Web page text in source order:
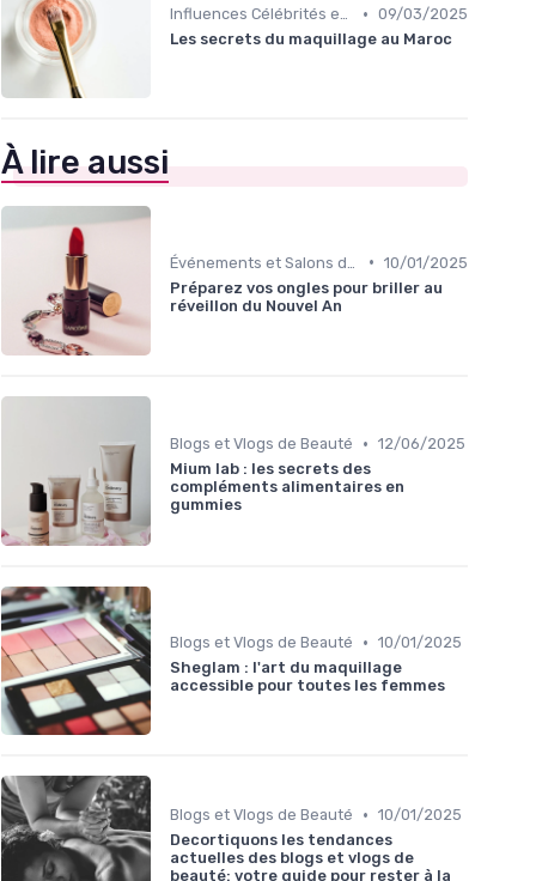
Influences Célébrités et Mode • 09/03/2025
Les secrets du maquillage au Maroc
À lire aussi
• 10/01/2025
Préparez vos ongles pour briller au
réveillon du Nouvel An
Blogs et Vlogs de Beauté • 12/06/2025
Mium lab : les secrets des
compléments alimentaires en
gummies
Blogs et Vlogs de Beauté • 10/01/2025
Sheglam : l'art du maquillage
accessible pour toutes les femmes
Blogs et Vlogs de Beauté • 10/01/2025
Decortiquons les tendances
actuelles des blogs et vlogs de
beauté: votre guide pour rester à la